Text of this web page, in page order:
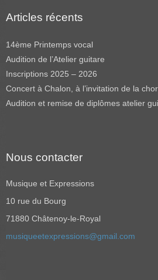
Articles récents
14ème Printemps vocal
Audition de l’Atelier guitare
Inscriptions 2025 – 2026
Concert à Chalon, à l’invitation de la
Audition et remise de diplômes atelier
Nous contacter
Musique et Expressions
10 rue du Bourg
71880 Châtenoy-le-Royal
musiqueetexpressions@gmail.com